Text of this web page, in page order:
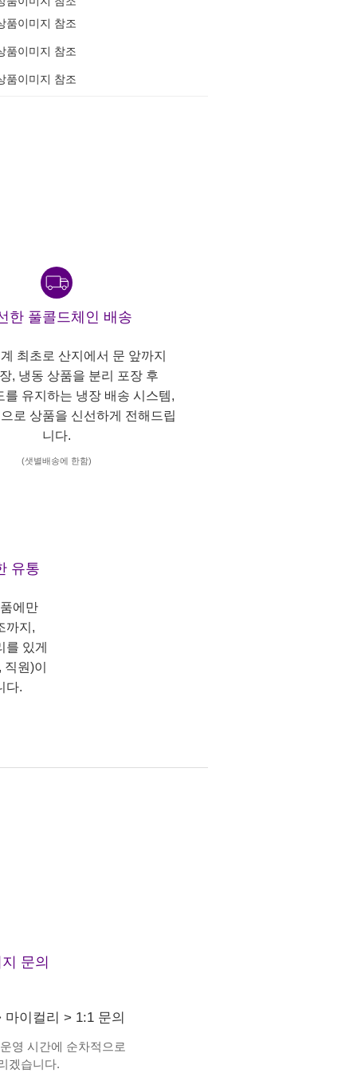
품이미지 참조
품이미지 참조
품이미지 참조
한 풀콜드체인 배송
최초로 산지에서 문 앞까지
, 냉동 상품을 분리 포장 후
를 유지하는 냉장 배송 시스템,
로 상품을 신선하게 전해드립
니다.
(샛별배송에 한함)
유통
에만
까지,
를 있게
원)이
다.
문의
마이컬리 > 1:1 문의
영 시간에 순차적으로
겠습니다.